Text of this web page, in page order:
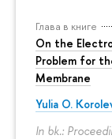
Глава в книге
On the
Problem for
Membrane
Yulia O.
In bk.: